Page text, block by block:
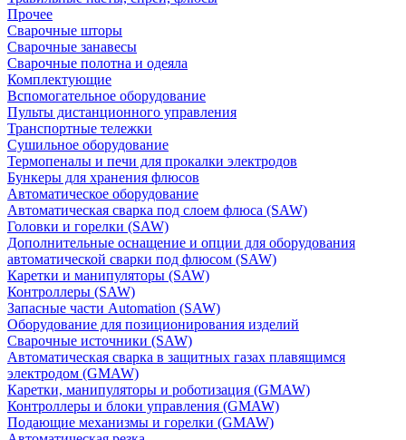
Прочее
Сварочные шторы
Сварочные занавесы
Сварочные полотна и одеяла
Комплектующие
Вспомогательное оборудование
Пульты дистанционного управления
Транспортные тележки
Сушильное оборудование
Термопеналы и печи для прокалки электродов
Бункеры для хранения флюсов
Автоматическое оборудование
Автоматическая сварка под слоем флюса (SAW)
Головки и горелки (SAW)
Дополнительные оснащение и опции для оборудования
автоматической сварки под флюсом (SAW)
Каретки и манипуляторы (SAW)
Контроллеры (SAW)
Запасные части Automation (SAW)
Оборудование для позиционирования изделий
Сварочные источники (SAW)
Автоматическая сварка в защитных газах плавящимся
электродом (GMAW)
Каретки, манипуляторы и роботизация (GMAW)
Контроллеры и блоки управления (GMAW)
Подающие механизмы и горелки (GMAW)